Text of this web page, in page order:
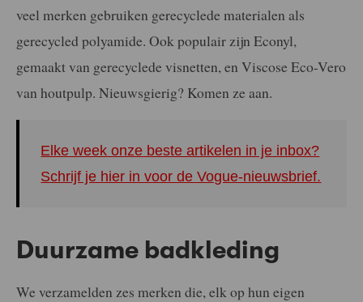
veel merken gebruiken gerecyclede materialen als
gerecycled polyamide. Ook populair zijn Econyl,
gemaakt van gerecyclede visnetten, en Viscose Eco-Vero
van houtpulp. Nieuwsgierig? Komen ze aan.
Elke week onze beste artikelen in je inbox?
Schrijf je hier in voor de Vogue-nieuwsbrief.
Duurzame badkleding
We verzamelden zes merken die, elk op hun eigen